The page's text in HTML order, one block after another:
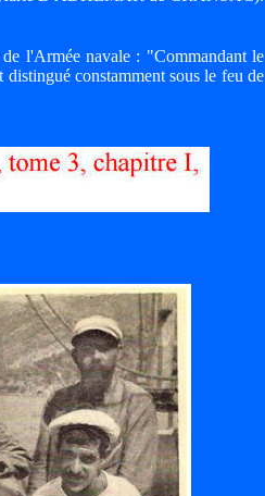
l'Armée navale : "Commandant le
constamment sous le feu de